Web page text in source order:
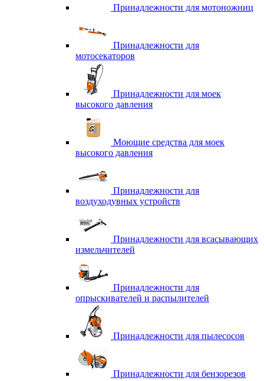
Принадлежности для мотоножниц
Принадлежности для
мотосекаторов
Принадлежности для моек
высокого давления
Моющие средства для моек
высокого давления
Принадлежности для
воздуходувных устройств
Принадлежности для всасывающих
измельчителей
Принадлежности для
опрыскивателей и распылителей
Принадлежности для пылесосов
Принадлежности для бензорезов